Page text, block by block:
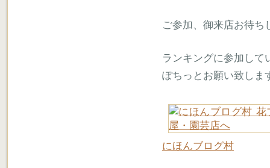
ご参加、御来店お待ち
ランキングに参加して
ぽちっとお願い致しま
にほんブログ村